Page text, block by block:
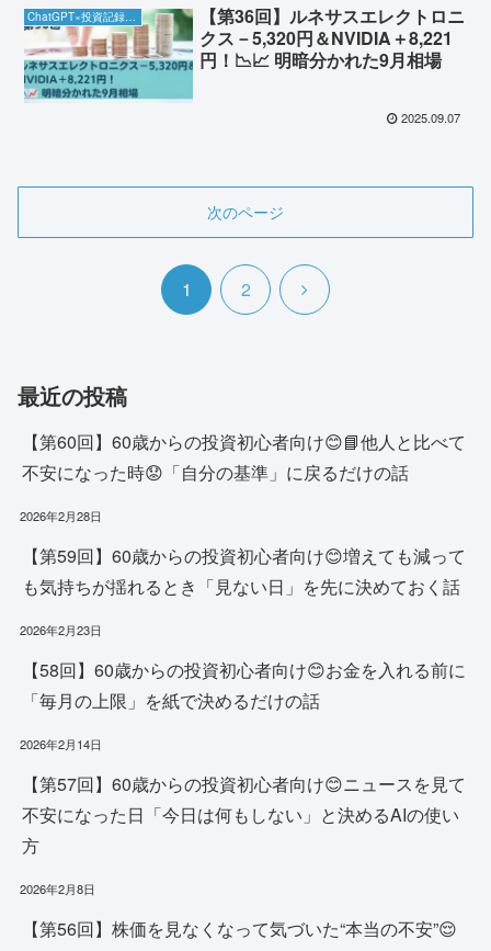
ChatGPT×投資記録チャレンジ
【第36回】ルネサスエレクトロニ
クス－5,320円＆NVIDIA＋8,221
円！📉📈 明暗分かれた9月相場
2025.09.07
次のページ
1 2
次
最近の投稿
【第60回】60歳からの投資初心者向け😊📘他人と比べて
不安になった時😟「自分の基準」に戻るだけの話
2026年2月28日
【第59回】60歳からの投資初心者向け😊増えても減って
も気持ちが揺れるとき「見ない日」を先に決めておく話
2026年2月23日
【58回】60歳からの投資初心者向け😊お金を入れる前に
「毎月の上限」を紙で決めるだけの話
2026年2月14日
【第57回】60歳からの投資初心者向け😊ニュースを見て
不安になった日「今日は何もしない」と決めるAIの使い
方
2026年2月8日
【第56回】株価を見なくなって気づいた“本当の不安”😌